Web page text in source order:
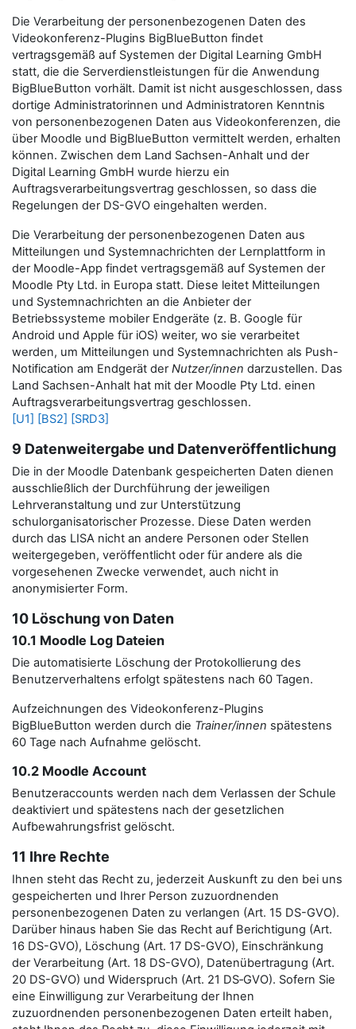
Die Verarbeitung der personenbezogenen Daten des
Videokonferenz-Plugins BigBlueButton findet
vertragsgemäß auf Systemen der Digital Learning GmbH
statt, die die Serverdienstleistungen für die Anwendung
BigBlueButton vorhält. Damit ist nicht ausgeschlossen, dass
dortige Administratorinnen und Administratoren Kenntnis
von personenbezogenen Daten aus Videokonferenzen, die
über Moodle und BigBlueButton vermittelt werden, erhalten
können. Zwischen dem Land Sachsen-Anhalt und der
Digital Learning GmbH wurde hierzu ein
Auftragsverarbeitungsvertrag geschlossen, so dass die
Regelungen der DS-GVO eingehalten werden.
Die Verarbeitung der personenbezogenen Daten aus
Mitteilungen und Systemnachrichten der Lernplattform in
der Moodle-App findet vertragsgemäß auf Systemen der
Moodle Pty Ltd. in Europa statt. Diese leitet Mitteilungen
und Systemnachrichten an die Anbieter der
Betriebssysteme mobiler Endgeräte (z. B. Google für
Android und Apple für iOS) weiter, wo sie verarbeitet
werden, um Mitteilungen und Systemnachrichten als Push-
Notification am Endgerät derNutzer/innen darzustellen. Das
Land Sachsen-Anhalt hat mit der Moodle Pty Ltd. einen
Auftragsverarbeitungsvertrag geschlossen.
[U1] [BS2] [SRD3]
9 Datenweitergabe und Datenveröffentlichung
Die in der Moodle Datenbank gespeicherten Daten dienen
ausschließlich der Durchführung der jeweiligen
Lehrveranstaltung und zur Unterstützung
schulorganisatorischer Prozesse. Diese Daten werden
durch das LISA nicht an andere Personen oder Stellen
weitergegeben, veröffentlicht oder für andere als die
vorgesehenen Zwecke verwendet, auch nicht in
anonymisierter Form.
10 Löschung von Daten
10.1 Moodle Log Dateien
Die automatisierte Löschung der Protokollierung des
Benutzerverhaltens erfolgt spätestens nach 60 Tagen.
Aufzeichnungen des Videokonferenz-Plugins
BigBlueButton werden durch die Trainer/innen spätestens
60 Tage nach Aufnahme gelöscht.
10.2 Moodle Account
Benutzeraccounts werden nach dem Verlassen der Schule
deaktiviert und spätestens nach der gesetzlichen
Aufbewahrungsfrist gelöscht.
11 Ihre Rechte
Ihnen steht das Recht zu, jederzeit Auskunft zu den bei uns
gespeicherten und Ihrer Person zuzuordnenden
personenbezogenen Daten zu verlangen (Art. 15 DS-GVO).
Darüber hinaus haben Sie das Recht auf Berichtigung (Art.
16 DS-GVO), Löschung (Art. 17 DS-GVO), Einschränkung
der Verarbeitung (Art. 18 DS-GVO), Datenübertragung (Art.
20 DS-GVO) und Widerspruch (Art. 21 DS‑GVO). Sofern Sie
eine Einwilligung zur Verarbeitung der Ihnen
zuzuordnenden personenbezogenen Daten erteilt haben,